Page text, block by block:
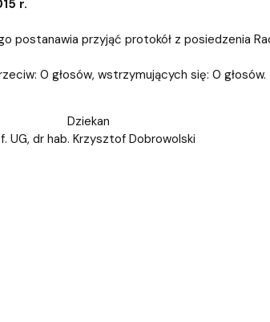
r.
postanawia przyjąć protokół z posiedzenia
0 głosów, wstrzymujących się: 0 głosów.
Dziekan
UG, dr hab. Krzysztof Dobrowolski